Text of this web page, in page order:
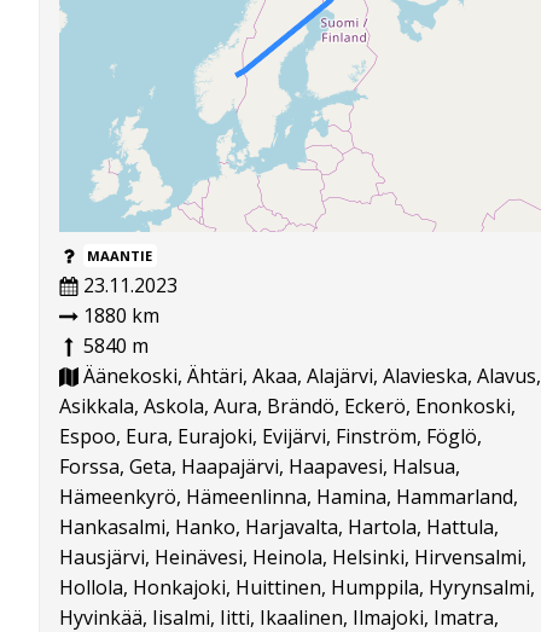
MAANTIE
23.11.2023
1880 km
5840 m
Äänekoski, Ähtäri, Akaa, Alajärvi, Alavieska, Alavus,
Asikkala, Askola, Aura, Brändö, Eckerö, Enonkoski,
Espoo, Eura, Eurajoki, Evijärvi, Finström, Föglö,
Forssa, Geta, Haapajärvi, Haapavesi, Halsua,
Hämeenkyrö, Hämeenlinna, Hamina, Hammarland,
Hankasalmi, Hanko, Harjavalta, Hartola, Hattula,
Hausjärvi, Heinävesi, Heinola, Helsinki, Hirvensalmi,
Hollola, Honkajoki, Huittinen, Humppila, Hyrynsalmi,
Hyvinkää, Iisalmi, Iitti, Ikaalinen, Ilmajoki, Imatra,